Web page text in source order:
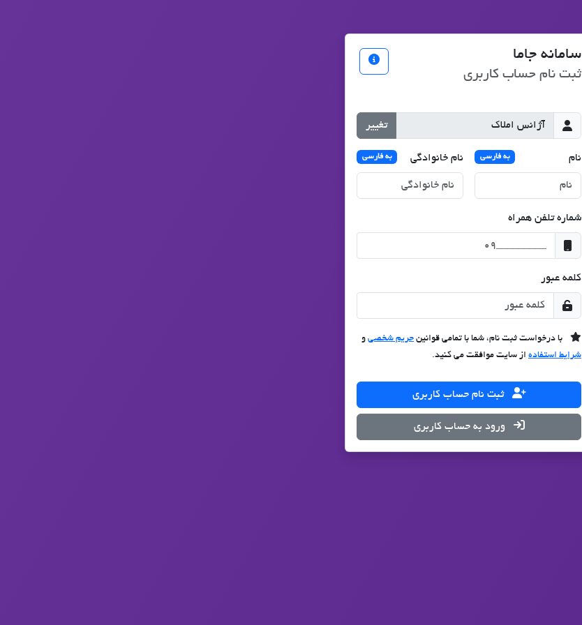
سامانه جاما
ثبت نام حساب کاربری
تغییر
نام به فارسی نام خانوادگی به فارسی
شماره تلفن همراه
کلمه عبور
با درخواست ثبت نام، شما با تمامی قوانین حریم شخصی و
شرایط استفاده از سایت موافقت می کنید.
ثبت نام حساب کاربری
ورود به حساب کاربری